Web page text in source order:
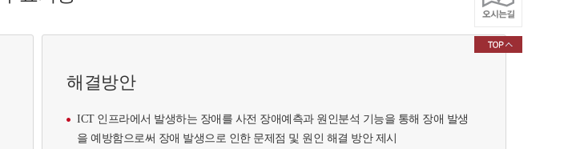
해결방안
ICT 인프라에서 발생하는 장애를 사전 장애예측과 원인분석 기능을 통해 장애 발생
을 예방함으로써 장애 발생으로 인한 문제점 및 원인 해결 방안 제시